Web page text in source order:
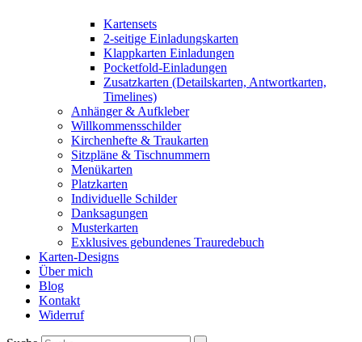
Kartensets
2-seitige Einladungskarten
Klappkarten Einladungen
Pocketfold-Einladungen
Zusatzkarten (Detailskarten, Antwortkarten,
Timelines)
Anhänger & Aufkleber
Willkommensschilder
Kirchenhefte & Traukarten
Sitzpläne & Tischnummern
Menükarten
Platzkarten
Individuelle Schilder
Danksagungen
Musterkarten
Exklusives gebundenes Trauredebuch
Karten-Designs
Über mich
Blog
Kontakt
Widerruf